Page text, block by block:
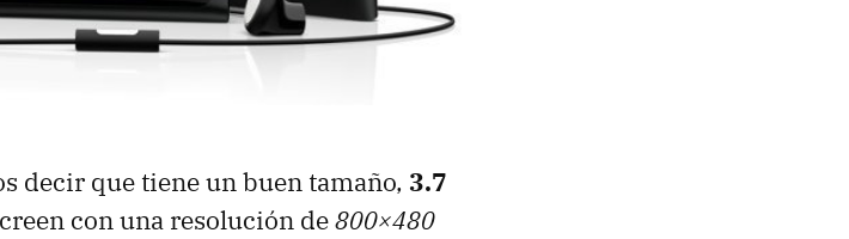
decir que tiene un buen tamaño, 3.7
con una resolución de800×480